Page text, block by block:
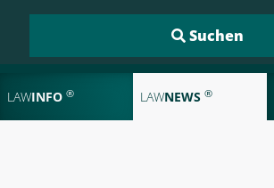
LAWINFO ® LAWNEWS ®